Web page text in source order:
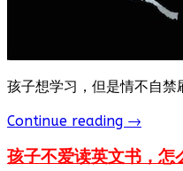
孩子想学习，但是情不自禁
Continue reading →
孩子不爱读英文书，怎